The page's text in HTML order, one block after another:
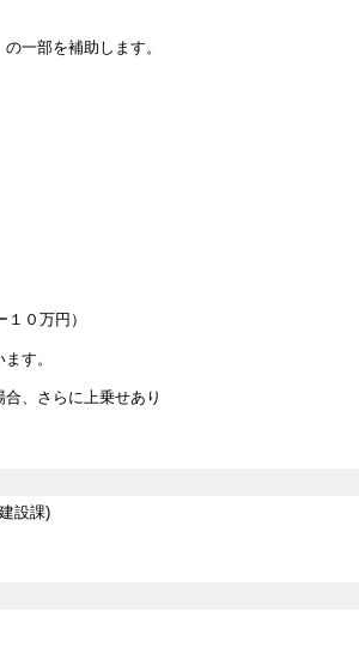
一部を補助します。
１０万円）
す。
、さらに上乗せあり
建設課)